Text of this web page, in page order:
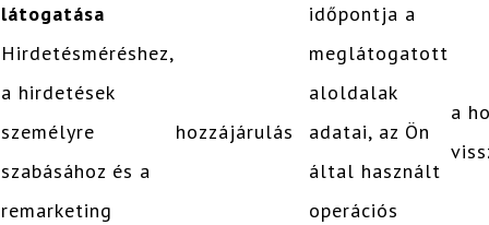
látogatása
Hirdetésméréshez,
a hirdetések
személyre
szabásához és a
remarketing
hozzájárulás
időpontja a
meglátogatott
aloldalak
adatai, az Ön
által használt
operációs
a